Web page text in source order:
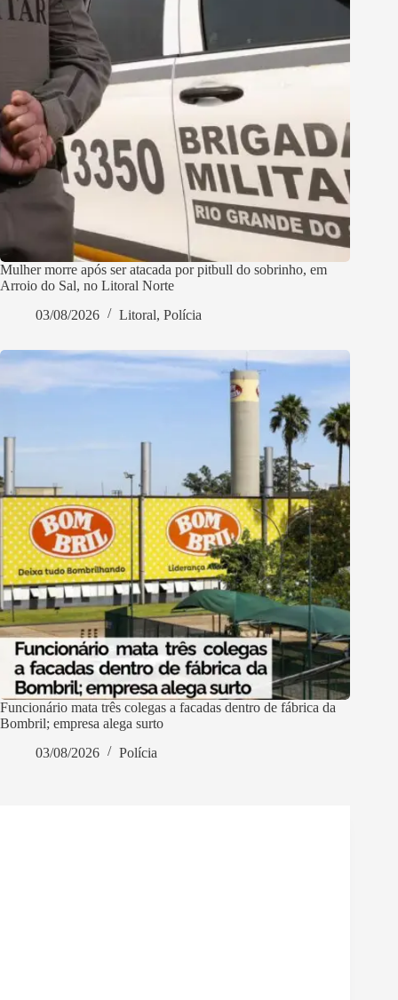
Mulher morre após ser atacada por pitbull do sobrinho, em
Arroio do Sal, no Litoral Norte
03/08/2026
Litoral, Polícia
Funcionário mata três colegas a facadas dentro de fábrica da
Bombril; empresa alega surto
03/08/2026
Polícia